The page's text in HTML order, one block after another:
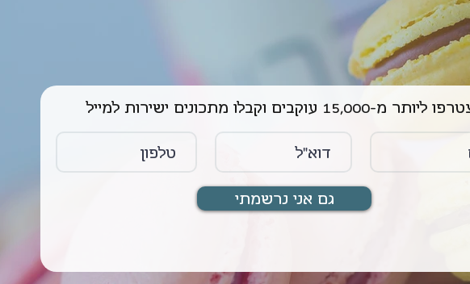
מ-15,000 עוקבים וקבלו מתכונים ישירות למייל
גם אני נרשמתי